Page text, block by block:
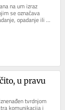
na um izraz
se označava
opadanje ili
društva, kulture
u pravu
tvrdnjom